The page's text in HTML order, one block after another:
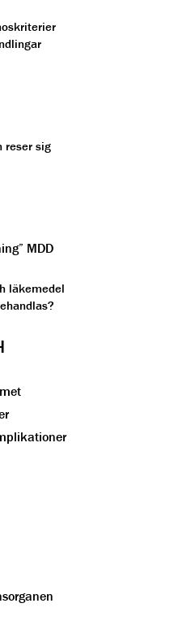
reser sig
MDD
läkemedel